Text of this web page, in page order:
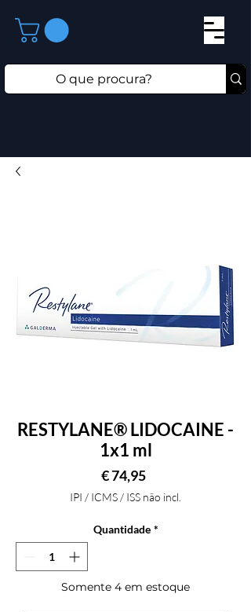
RESTYLANE® LIDOCAINE -
1x1 ml
€ 74,95Preço
IPI / ICMS / ISS não incl.
Quantidade *
Somente 4 em estoque